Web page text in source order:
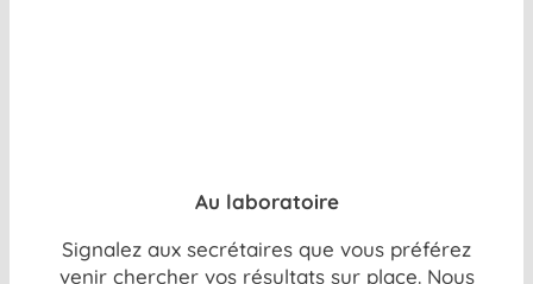
Au laboratoire
Signalez aux secrétaires que vous préférez
venir chercher vos résultats sur place. Nous